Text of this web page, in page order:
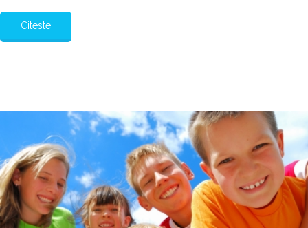
Citeste